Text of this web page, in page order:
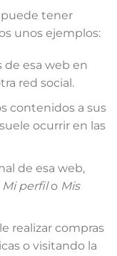
puede tener
unos ejemplos:
esa web en
red social.
contenidos a sus
ocurrir en las
de esa web,
Mi perfilo Mis
realizar compras
o visitando la